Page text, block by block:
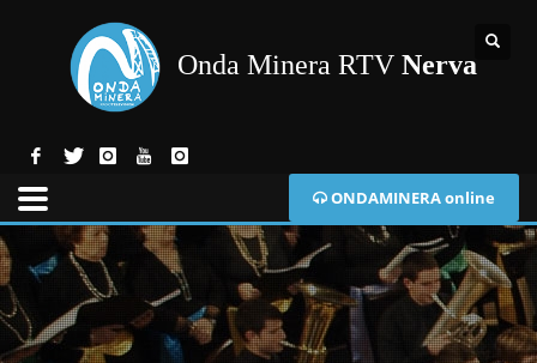
Onda Minera RTV Nerva
ONDAMINERA online